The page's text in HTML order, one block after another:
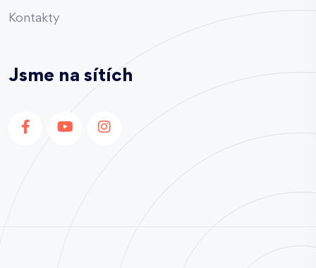
Kontakty
Jsme na sítích